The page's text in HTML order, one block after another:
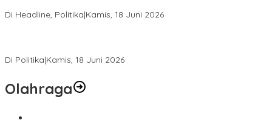
Di Headline, Politika|Kamis, 18 Juni 2026
Di Politika|Kamis, 18 Juni 2026
Olahraga